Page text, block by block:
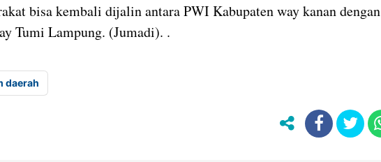
bisa kembali dijalin antara PWI Kabupaten way kanan dengan
Tumi Lampung. (Jumadi). .
daerah